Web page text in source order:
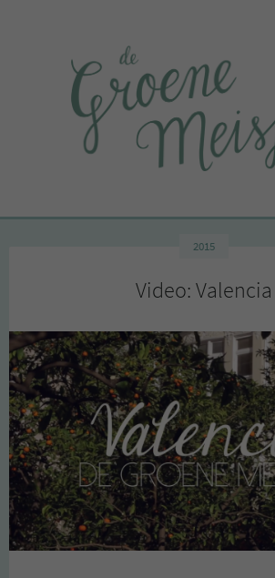
2015
Video: Valencia